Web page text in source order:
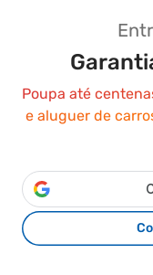
Voos da Pascan
Voos da Flyfirefly
Voos da Level
Voos da Alitalia
Voos da Nyasa
Voos da Air
Poupa até
e aluguer de